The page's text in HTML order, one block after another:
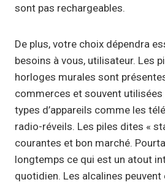
sont pas rechargeables.
De plus, votre choix dépendra
besoins à vous, utilisateur. Les
horloges murales sont
commerces et souvent
types d’appareils comme les
radio-réveils. Les piles dites «
courantes et bon marché.
longtemps ce qui est un atout
quotidien. Les alcalines